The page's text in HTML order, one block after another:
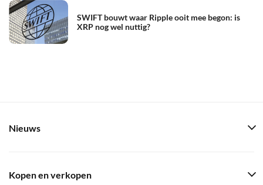
SWIFT bouwt waar Ripple ooit mee begon: is
XRP nog wel nuttig?
Nieuws
Kopen en verkopen